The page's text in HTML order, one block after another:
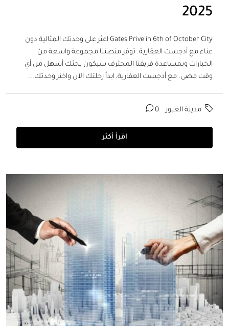
2025
Gates Prive in 6th of October City اعثر على وحدتك المثالية دون
عناء مع أدجست العقارية. توفر منصتنا مجموعة واسعة من
الخيارات وبمساعدة فريقنا المحترف سيكون بحثك أسهل من أي
وقت مضى. مع أدجست العقارية، ابدأ رحلتك الآن واختر وحدتك...
مدينة العبور 0
اقرأ أكثر